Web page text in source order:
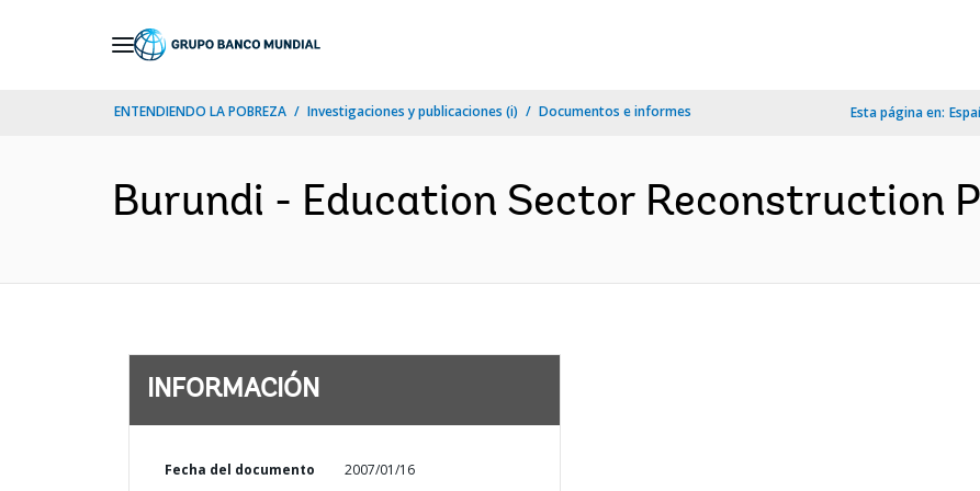
ENTENDIENDO LA POBREZA Investigaciones y publicaciones (i) Documentos e informes Esta página en:
Burundi - Education Sector Reconstruction
INFORMACIÓN
Fecha del documento 2007/01/16